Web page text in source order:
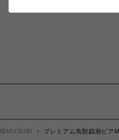
晴MUSUBI プレミアム鳥獣戯画ビアM